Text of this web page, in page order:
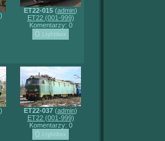
)
ET22-015 (admin)
ET22 (001-999)
Komentarzy: 0
)
ET22-037 (admin)
ET22 (001-999)
Komentarzy: 0